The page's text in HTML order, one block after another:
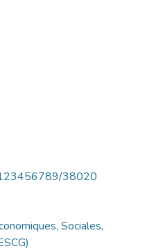
38020
Sociales,